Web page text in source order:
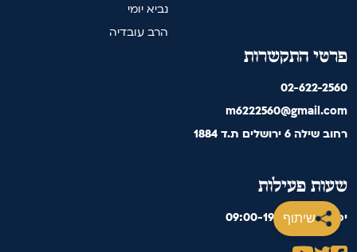
שיתוף
נביא יומי
הרב עובדיה
פרטי התקשרות
02-622-2560
m6222560@gmail.com
רחוב שילה 6 ירושלים ת.ד 1884
שעות פעילות
09:00-19:00 'ימים א' ה